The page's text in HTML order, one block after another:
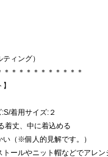
ィング）
＊＊＊＊＊＊＊＊＊＊
着用サイズ:２
着丈、中に着込める
（※個人的見解です。）
トールやニット帽などでアレ